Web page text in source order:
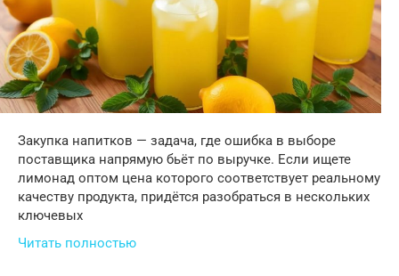
Закупка напитков — задача, где ошибка в выборе
поставщика напрямую бьёт по выручке. Если ищете
лимонад оптом цена которого соответствует реальному
качеству продукта, придётся разобраться в нескольких
ключевых
Читать полностью